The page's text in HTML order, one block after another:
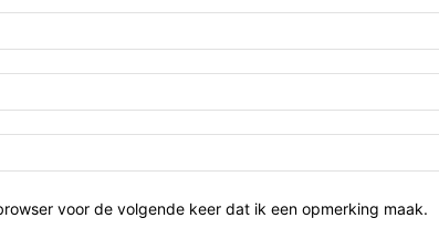
voor de volgende keer dat ik een opmerking maak.